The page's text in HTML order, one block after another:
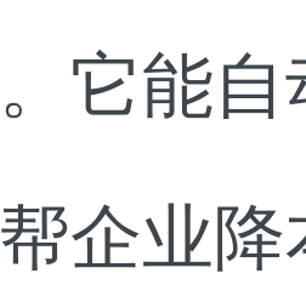
它能自
企业降